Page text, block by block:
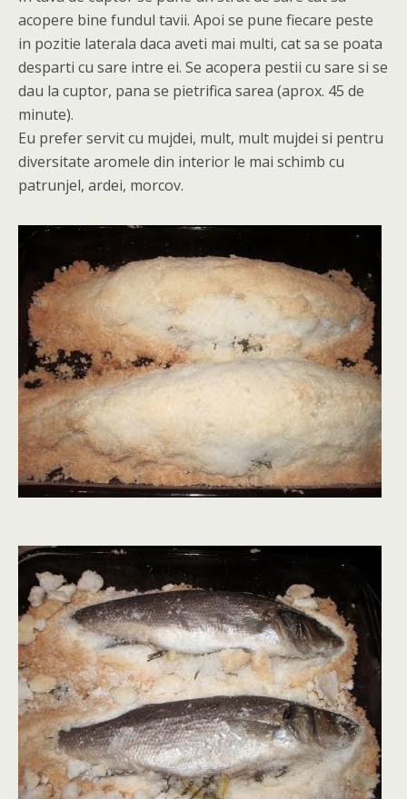
acopere bine fundul tavii. Apoi se pune fiecare peste
in pozitie laterala daca aveti mai multi, cat sa se poata
desparti cu sare intre ei. Se acopera pestii cu sare si se
dau la cuptor, pana se pietrifica sarea (aprox. 45 de
minute).
Eu prefer servit cu mujdei, mult, mult mujdei si pentru
diversitate aromele din interior le mai schimb cu
patrunjel, ardei, morcov.